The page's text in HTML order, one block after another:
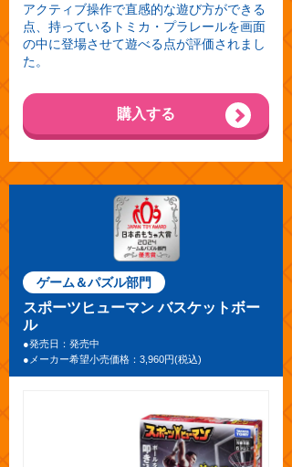
アクティブ操作で直感的な遊び方ができる
点、持っているトミカ・プラレールを画面
の中に登場させて遊べる点が評価されまし
た。
購入する
ゲーム＆パズル部門
スポーツヒューマン バスケットボー
ル
●発売日：発売中
●メーカー希望小売価格：3,960円(税込)